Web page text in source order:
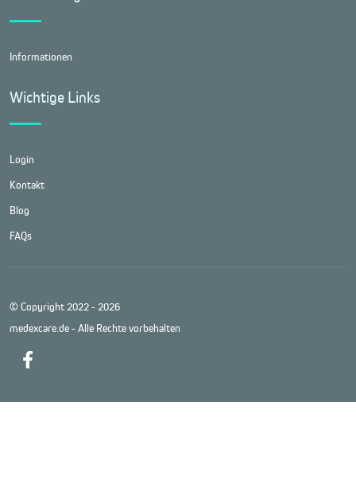
Informationen
Wichtige Links
Login
Kontakt
Blog
FAQs
© Copyright 2022 - 2026
medexcare.de - Alle Rechte vorbehalten